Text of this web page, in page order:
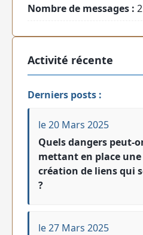
Nombre de messages :
Activité récente
Derniers posts :
le 20 Mars 2025
Quels dangers peut-
mettant en place
création de liens qui
?
le 27 Mars 2025